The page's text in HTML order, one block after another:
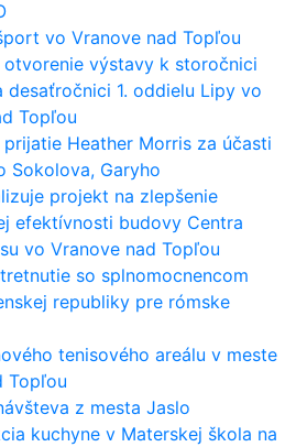
vo Vranove nad Topľou
otvorenie výstavy k storočnici
desaťročnici 1. oddielu Lipy vo
Topľou
prijatie Heather Morris za účasti
Sokolova, Garyho
projekt na zlepšenie
efektívnosti budovy Centra
vo Vranove nad Topľou
so splnomocnencom
republiky pre rómske
tenisového areálu v meste
Topľou
z mesta Jaslo
kuchyne v Materskej škola na